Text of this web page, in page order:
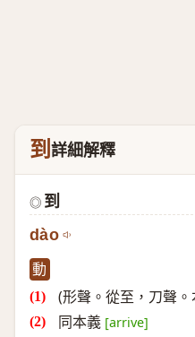
到 詳細解釋
◎ 到
dào
動
(形聲。從至，刀聲
同本義 [arrive]